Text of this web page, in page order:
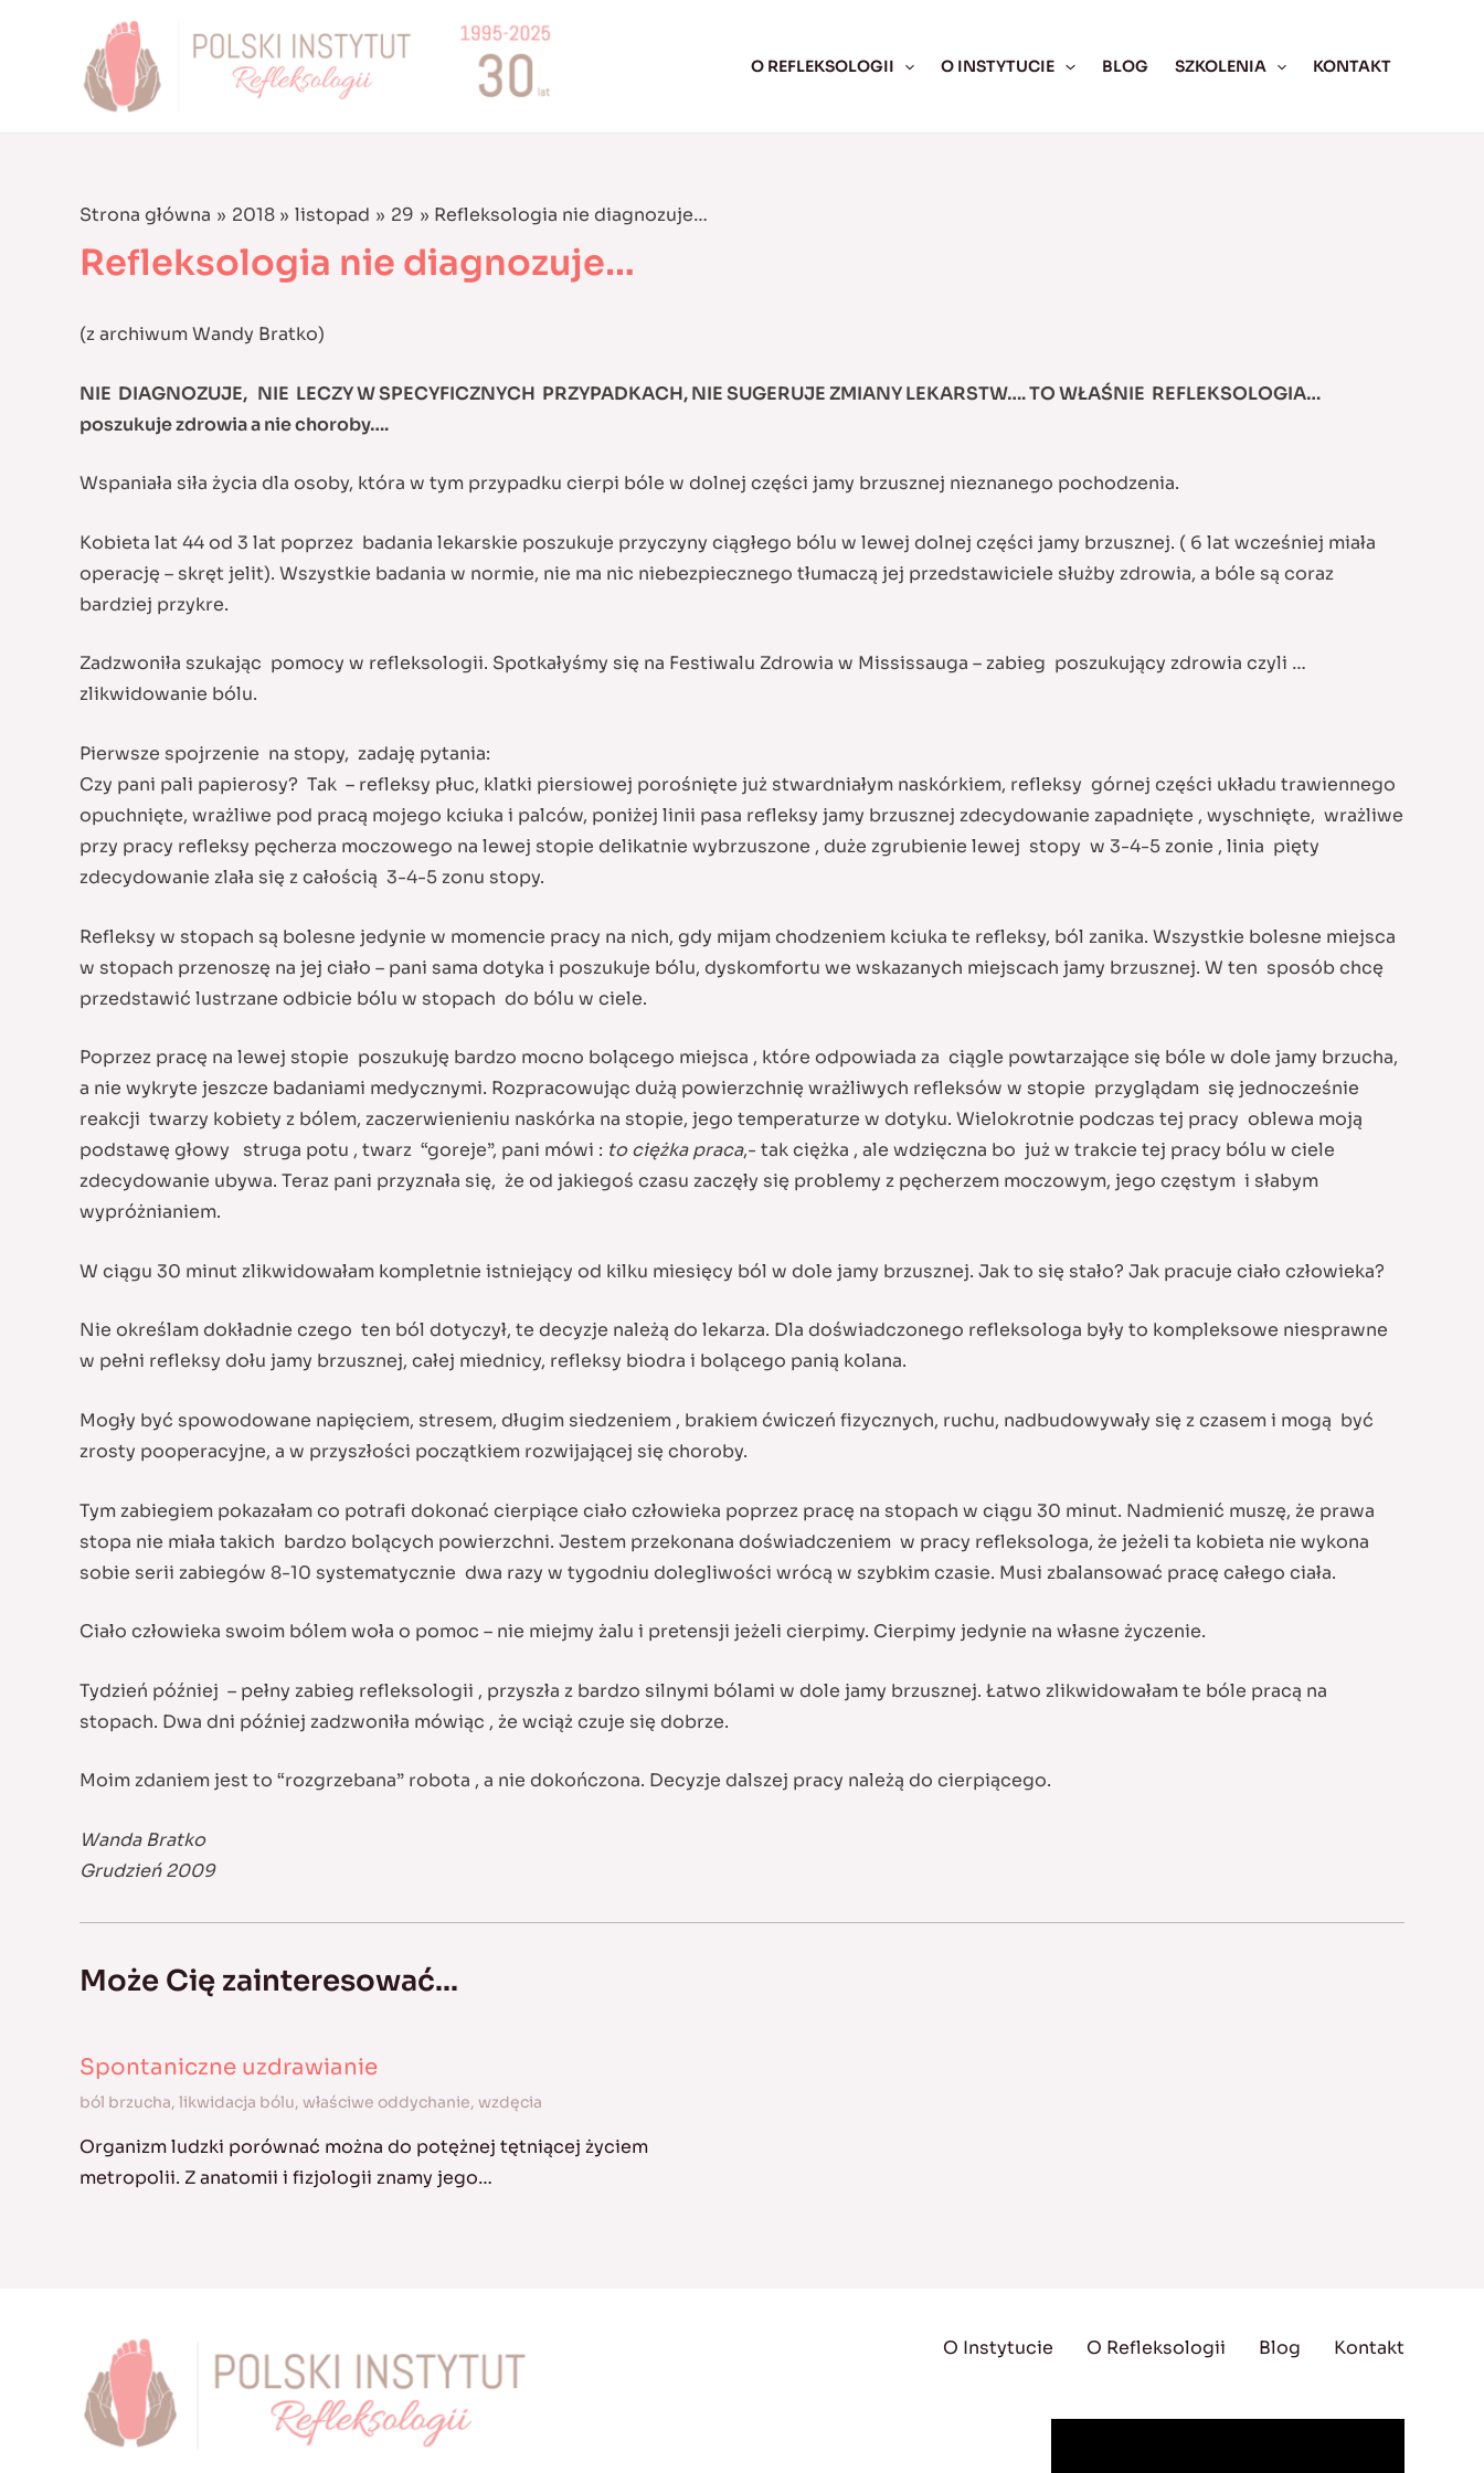
O REFLEKSOLOGII O INSTYTUCIE BLOG SZKOLENIA KONTAKT
Strona główna 2018 listopad 29 Refleksologia nie diagnozuje…
Refleksologia nie diagnozuje…
(z archiwum Wandy Bratko)
NIE DIAGNOZUJE, NIE LECZY W SPECYFICZNYCH PRZYPADKACH,NIE SUGERUJE ZMIANY LEKARSTW….TO WŁAŚNIE REFLEKSOLOGIA…
poszukuje zdrowia a nie choroby….
Wspaniała siła życia dla osoby, która w tym przypadku cierpi bóle w dolnej części jamy brzusznej nieznanego pochodzenia.
Kobieta lat 44 od 3 lat poprzez badania lekarskie poszukuje przyczyny ciągłego bólu w lewej dolnej części jamy brzusznej. ( 6 lat wcześniej miała
operację – skręt jelit). Wszystkie badania w normie, nie ma nic niebezpiecznego tłumaczą jej przedstawiciele służby zdrowia, a bóle są coraz
bardziej przykre.
Zadzwoniła szukając pomocy w refleksologii. Spotkałyśmy się na Festiwalu Zdrowia w Mississauga – zabieg poszukujący zdrowia czyli …
zlikwidowanie bólu.
Pierwsze spojrzenie na stopy, zadaję pytania:
Czy pani pali papierosy? Tak – refleksy płuc, klatki piersiowej porośnięte już stwardniałym naskórkiem, refleksy górnej części układu trawiennego
opuchnięte, wrażliwe pod pracą mojego kciuka i palców, poniżej linii pasa refleksy jamy brzusznej zdecydowanie zapadnięte , wyschnięte, wrażliwe
przy pracy refleksy pęcherza moczowego na lewej stopie delikatnie wybrzuszone , duże zgrubienie lewej stopy w 3-4-5 zonie , linia pięty
zdecydowanie zlała się z całością 3-4-5 zonu stopy.
Refleksy w stopach są bolesne jedynie w momencie pracy na nich, gdy mijam chodzeniem kciuka te refleksy, ból zanika. Wszystkie bolesne miejsca
w stopach przenoszę na jej ciało – pani sama dotyka i poszukuje bólu, dyskomfortu we wskazanych miejscach jamy brzusznej. W ten sposób chcę
przedstawić lustrzane odbicie bólu w stopach do bólu w ciele.
Poprzez pracę na lewej stopie poszukuję bardzo mocno bolącego miejsca , które odpowiada za ciągle powtarzające się bóle w dole jamy brzucha,
a nie wykryte jeszcze badaniami medycznymi. Rozpracowując dużą powierzchnię wrażliwych refleksów w stopie przyglądam się jednocześnie
reakcji twarzy kobiety z bólem, zaczerwienieniu naskórka na stopie, jego temperaturze w dotyku. Wielokrotnie podczas tej pracy oblewa moją
podstawę głowy struga potu , twarz “goreje”, pani mówi : to ciężka praca,- tak ciężka , ale wdzięczna bo już w trakcie tej pracy bólu w ciele
zdecydowanie ubywa. Teraz pani przyznała się, że od jakiegoś czasu zaczęły się problemy z pęcherzem moczowym, jego częstym i słabym
wypróżnianiem.
W ciągu 30 minut zlikwidowałam kompletnie istniejący od kilku miesięcy ból w dole jamy brzusznej. Jak to się stało? Jak pracuje ciało człowieka?
Nie określam dokładnie czego ten ból dotyczył, te decyzje należą do lekarza. Dla doświadczonego refleksologa były to kompleksowe niesprawne
w pełni refleksy dołu jamy brzusznej, całej miednicy, refleksy biodra i bolącego panią kolana.
Mogły być spowodowane napięciem, stresem, długim siedzeniem , brakiem ćwiczeń fizycznych, ruchu, nadbudowywały się z czasem i mogą być
zrosty pooperacyjne, a w przyszłości początkiem rozwijającej się choroby.
Tym zabiegiem pokazałam co potrafi dokonać cierpiące ciało człowieka poprzez pracę na stopach w ciągu 30 minut. Nadmienić muszę, że prawa
stopa nie miała takich bardzo bolących powierzchni. Jestem przekonana doświadczeniem w pracy refleksologa, że jeżeli ta kobieta nie wykona
sobie serii zabiegów 8-10 systematycznie dwa razy w tygodniu dolegliwości wrócą w szybkim czasie. Musi zbalansować pracę całego ciała.
Ciało człowieka swoim bólem woła o pomoc – nie miejmy żalu i pretensji jeżeli cierpimy. Cierpimy jedynie na własne życzenie.
Tydzień później – pełny zabieg refleksologii , przyszła z bardzo silnymi bólami w dole jamy brzusznej. Łatwo zlikwidowałam te bóle pracą na
stopach. Dwa dni później zadzwoniła mówiąc , że wciąż czuje się dobrze.
Moim zdaniem jest to “rozgrzebana” robota , a nie dokończona. Decyzje dalszej pracy należą do cierpiącego.
Wanda Bratko
Grudzień 2009
Może Cię zainteresować...
Spontaniczne uzdrawianie
ból brzucha, likwidacja bólu, właściwe oddychanie, wzdęcia
Organizm ludzki porównać można do potężnej tętniącej życiem
metropolii. Z anatomii i fizjologii znamy jego…
O Instytucie O Refleksologii Blog Kontakt